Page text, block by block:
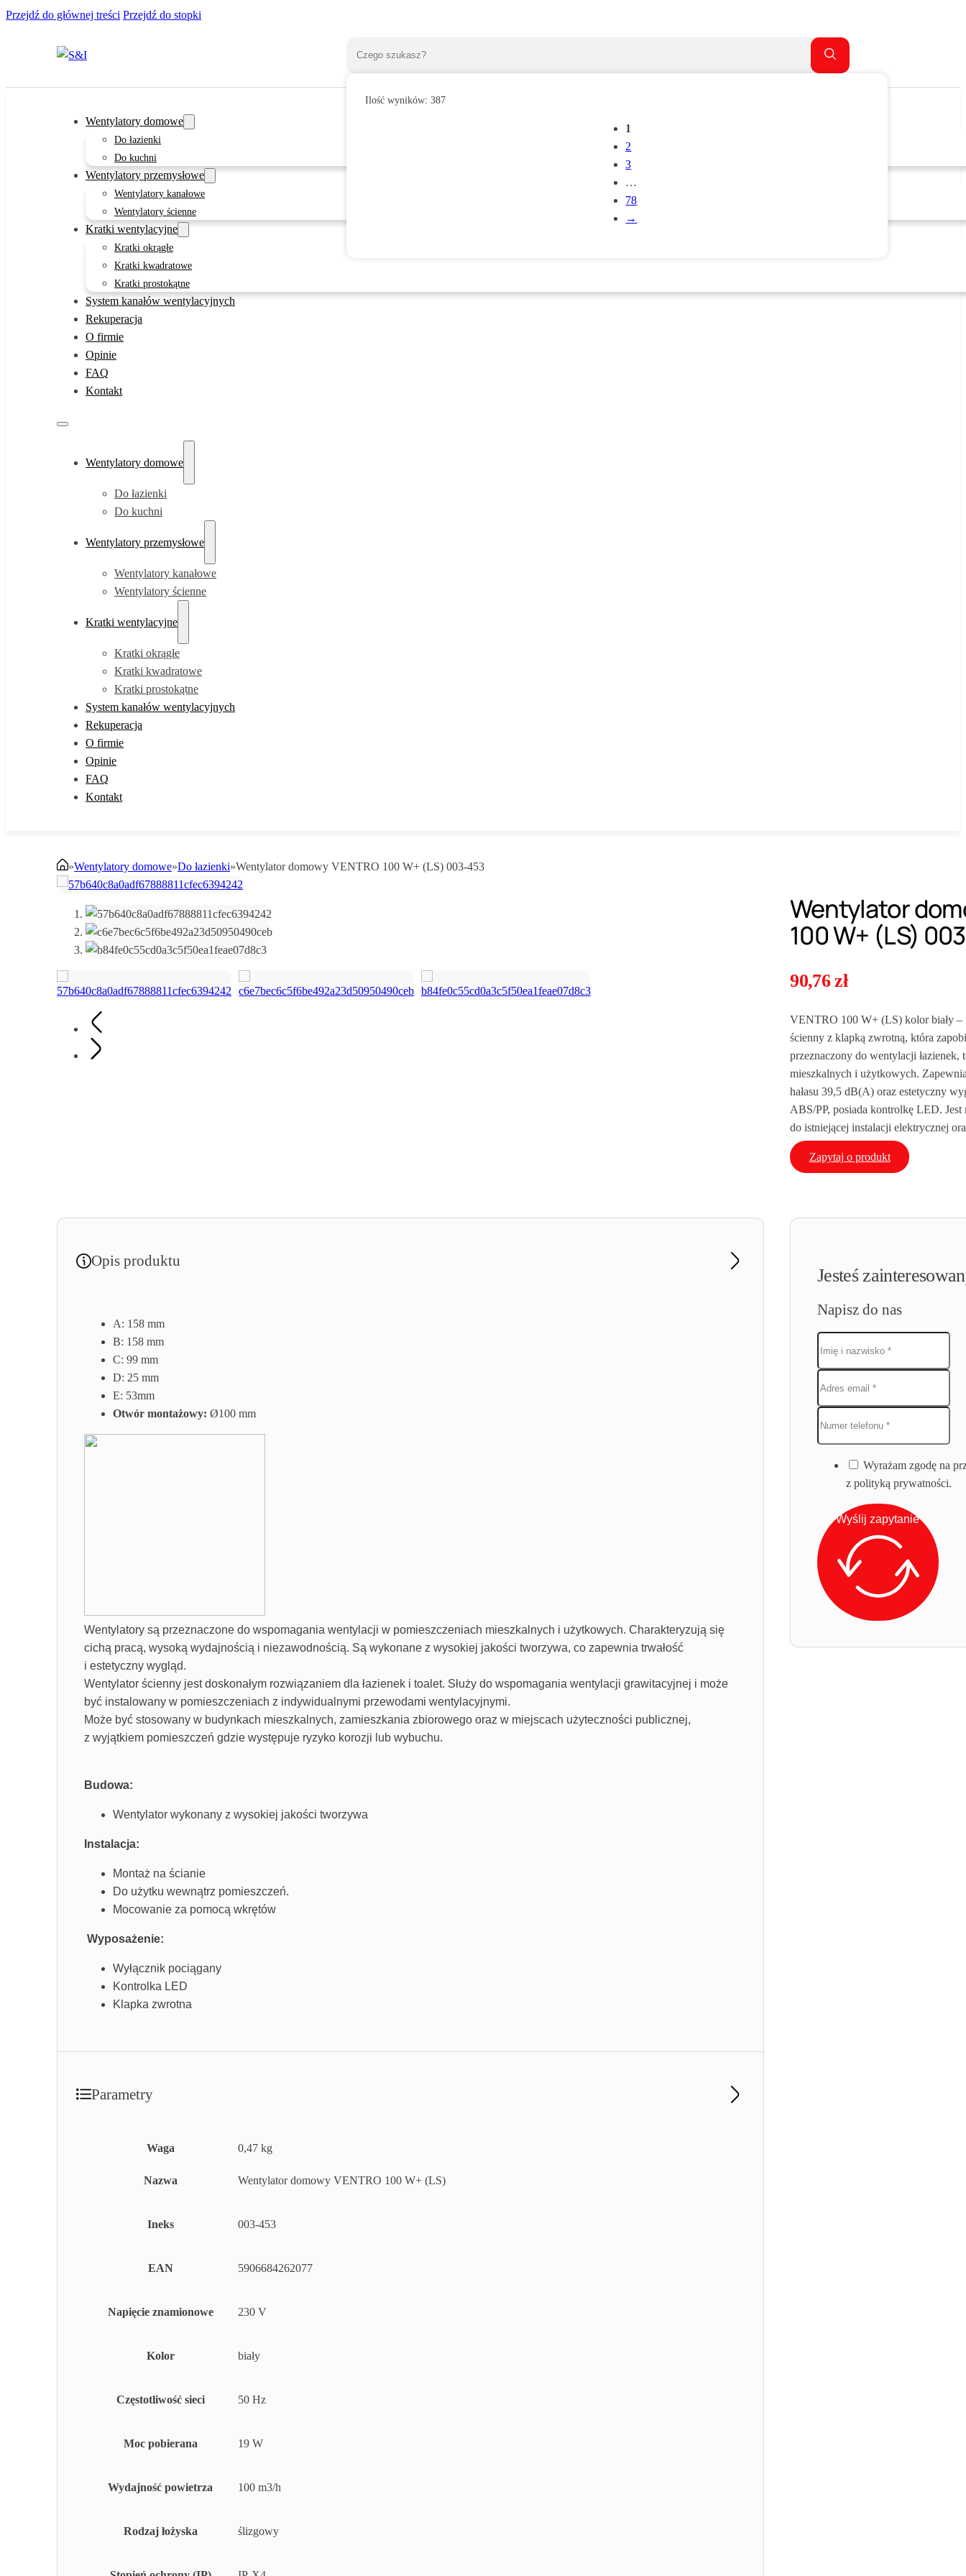
Przejdź do głównej treści Przejdź do stopki
Ilość wyników:387
1
2
3
…
78
→
Wentylatory domowe
Do łazienki
Do kuchni
Wentylatory przemysłowe
Wentylatory kanałowe
Wentylatory ścienne
Kratki wentylacyjne
Kratki okrągłe
Kratki kwadratowe
Kratki prostokątne
System kanałów wentylacyjnych
Rekuperacja
O firmie
Opinie
FAQ
Kontakt
Wentylatory domowe
Do łazienki
Do kuchni
Wentylatory przemysłowe
Wentylatory kanałowe
Wentylatory ścienne
Kratki wentylacyjne
Kratki okrągłe
Kratki kwadratowe
Kratki prostokątne
System kanałów wentylacyjnych
Rekuperacja
O firmie
Opinie
FAQ
Kontakt
»Wentylatory domowe»Do łazienki»Wentylator domowy VENTRO 100 W+ (LS) 003-453
Wentylator
100 W+ (LS)
90,76 zł
VENTRO 100 W+ (LS) kolor biały
ścienny z klapką zwrotną, która
przeznaczony do wentylacji łazienek,
mieszkalnych i użytkowych.
hałasu 39,5 dB(A) oraz estetyczny
ABS/PP, posiada kontrolkę LED.
do istniejącej instalacji elektrycznej
Zapytaj o produkt
Opis produktu
A: 158 mm
B: 158 mm
C: 99 mm
D: 25 mm
E: 53mm
Otwór montażowy: Ø100 mm
Wentylatory są przeznaczone do wspomagania wentylacji w pomieszczeniach mieszkalnych i użytkowych. Charakteryzują się
cichą pracą, wysoką wydajnością i niezawodnością. Są wykonane z wysokiej jakości tworzywa, co zapewnia trwałość
i estetyczny wygląd.
Wentylator ścienny jest doskonałym rozwiązaniem dla łazienek i toalet. Służy do wspomagania wentylacji grawitacyjnej i może
być instalowany w pomieszczeniach z indywidualnymi przewodami wentylacyjnymi.
Może być stosowany w budynkach mieszkalnych, zamieszkania zbiorowego oraz w miejscach użyteczności publicznej,
z wyjątkiem pomieszczeń gdzie występuje ryzyko korozji lub wybuchu.
Budowa:
Wentylator wykonany z wysokiej jakości tworzywa
Instalacja:
Montaż na ścianie
Do użytku wewnątrz pomieszczeń.
Mocowanie za pomocą wkrętów
Wyposażenie:
Wyłącznik pociągany
Kontrolka LED
Klapka zwrotna
Parametry
Waga 0,47 kg
Nazwa Wentylator domowy VENTRO 100 W+ (LS)
Ineks 003-453
EAN 5906684262077
Napięcie znamionowe 230 V
Kolor biały
Częstotliwość sieci 50 Hz
Moc pobierana 19 W
Wydajność powietrza 100 m3/h
Rodzaj łożyska ślizgowy
Jesteś
Napisz do nas
Wyrażam zgodę na
z polityką prywatności.
Wyślij zapytanie